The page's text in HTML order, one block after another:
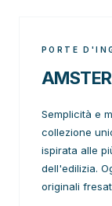
PORTE
Semplicità e
collezione
ispirata alle
dell'edilizia.
originali